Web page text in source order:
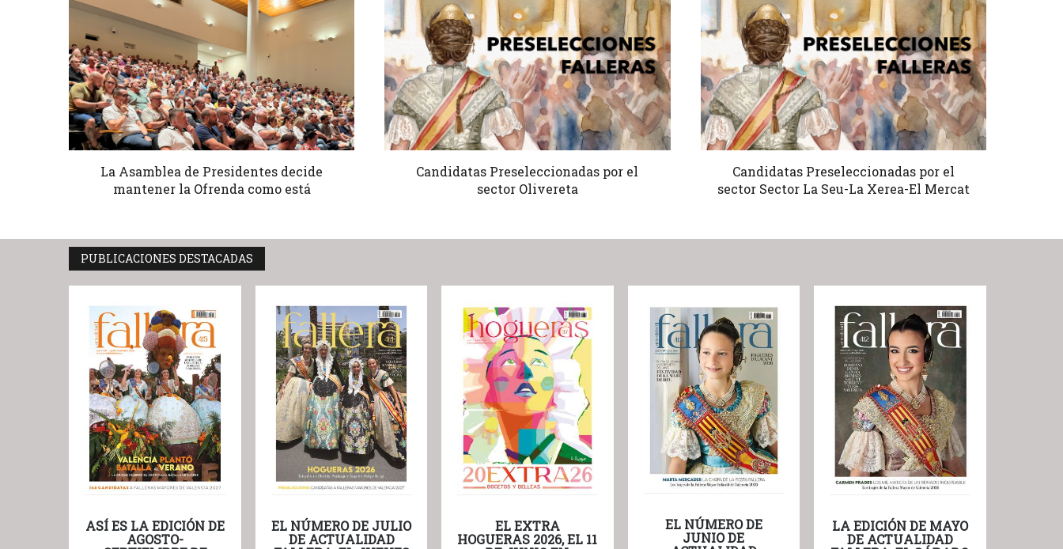
La Asamblea de Presidentes decide
mantener la Ofrenda como está
Candidatas Preseleccionadas por el
sector Olivereta
Candidatas Preseleccionadas por el
sector Sector La Seu-La Xerea-El Mercat
PUBLICACIONES DESTACADAS
ASÍ ES LA EDICIÓN DE
AGOSTO-
EL NÚMERO DE JULIO
DE ACTUALIDAD
EL EXTRA
HOGUERAS 2026, EL 11
EL NÚMERO DE
JUNIO DE
LA EDICIÓN DE MAYO
DE ACTUALIDAD